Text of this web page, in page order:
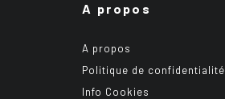
A propos
A propos
Politique de confidentialité
Info Cookies